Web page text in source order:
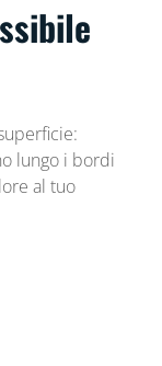
lungo i bordi
al tuo